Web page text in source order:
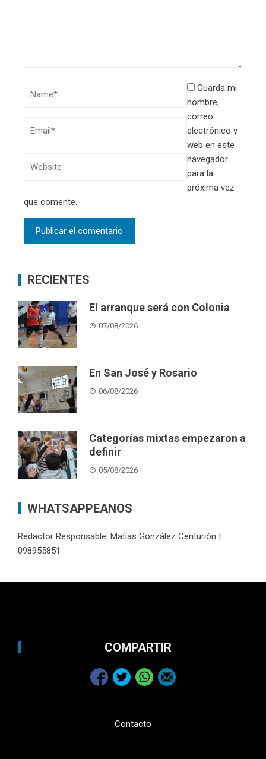
Guarda mi
nombre,
correo
electrónico y
web en este
navegador
para la
próxima vez
que comente.
RECIENTES
El arranque será con Colonia
07/08/2026
En San José y Rosario
06/08/2026
Categorías mixtas empezaron a
definir
05/08/2026
WHATSAPPEANOS
Redactor Responsable: Matías González Centurión |
098955851
COMPARTIR
Contacto